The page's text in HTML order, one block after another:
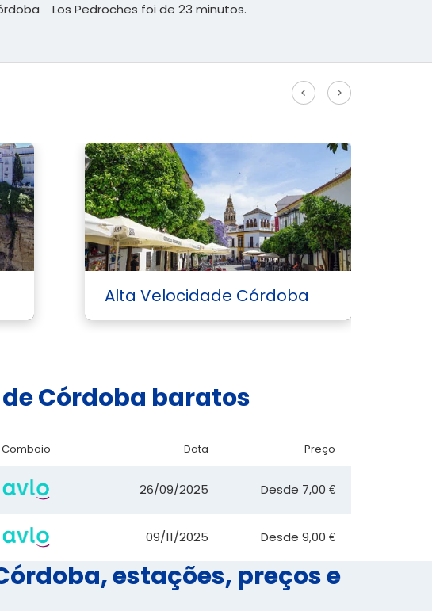
– Los Pedroches foi de 23 minutos.
Alta Velocidade Córdoba
Córdoba baratos
Comboio Data Preço
26/09/2025 Desde 7,00 €
09/11/2025 Desde 9,00 €
estações, preços e